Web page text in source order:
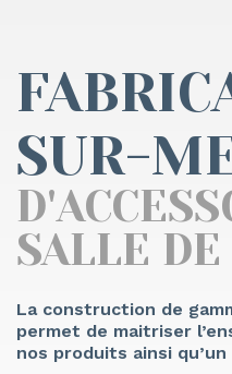
SUR-
SALLE
La construction de
permet de maitriser
nos produits ainsi